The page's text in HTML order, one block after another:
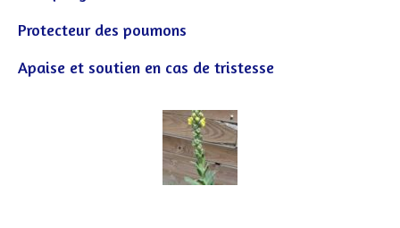
Protecteur des poumons
Apaise et soutien en cas de tristesse